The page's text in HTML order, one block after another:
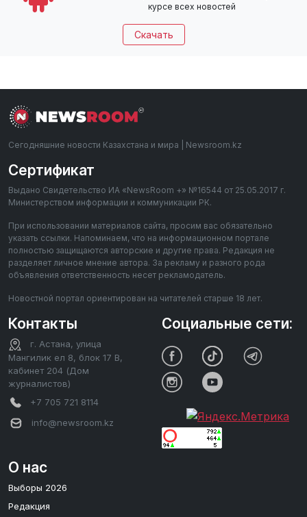
курсе всех новостей
Скачать
Сегодняшние новости Казахстана и мира | Newsroom.kz
Сертификат
Выдано Свидетельство ИА «NewsRoom +» №16544 от 25.05.2017 г.
Министерством информации и коммуникации РК.
При использовании материалов сайта, просим вас обязательно
указать ссылки. Напоминаем, что на информационном портале
полностью защищаются авторские и другие права. Редакция не
разделяет личное мнение автора. За рекламу и разного рода
объявления ответственность несет рекламодатель.
Новостной портал ориентирован на читателей старше 18 лет.
Контакты
г. Астана, улица
Мангилик ел 8, блок 17 В,
кабинет 204 (Дом
журналистов)
+7 705 721 8114
info@newsroom.kz
О нас
Выборы 2026
Редакция
Социальные сети: